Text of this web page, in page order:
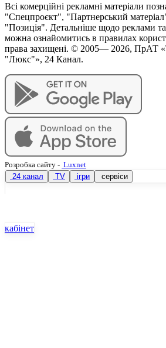
Всі комерційні рекламні матеріали
"Спецпроєкт", "Партнерський
"Позиція". Детальніше щодо реклами
можна ознайомитись в правилах
права захищені. © 2005— 2026, ПрАТ
"Люкс"», 24 Канал.
Розробка сайту - Luxnet
24 канал
TV ігри сервіси
кабінет